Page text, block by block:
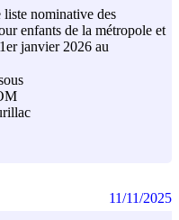
nominative des
enfants de la métropole et
janvier 2026 au
11/11/2025